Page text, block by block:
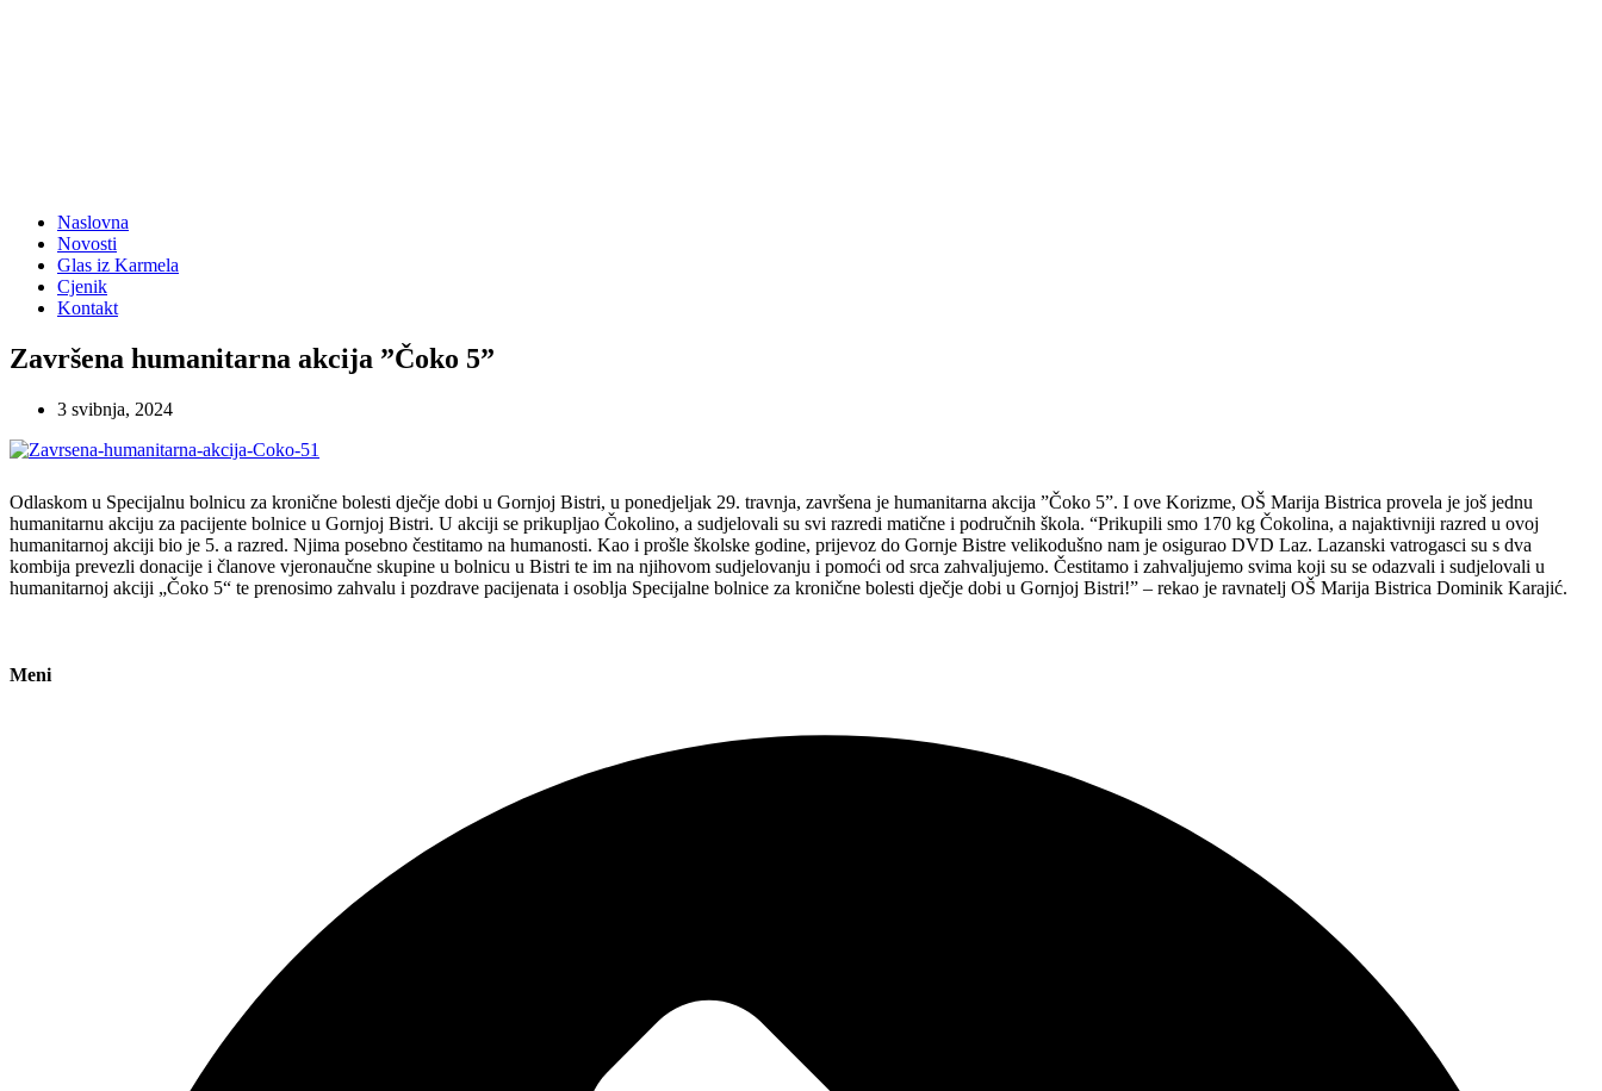
Naslovna
Novosti
Glas iz Karmela
Cjenik
Kontakt
Završena humanitarna akcija ”Čoko 5”
3 svibnja, 2024
Odlaskom u Specijalnu bolnicu za kronične bolesti dječje dobi u Gornjoj Bistri, u ponedjeljak 29. travnja, završena je humanitarna akcija ”Čoko 5”. I ove Korizme, OŠ Marija Bistrica provela je još jednu
humanitarnu akciju za pacijente bolnice u Gornjoj Bistri. U akciji se prikupljao Čokolino, a sudjelovali su svi razredi matične i područnih škola. “Prikupili smo 170 kg Čokolina, a najaktivniji razred u ovoj
humanitarnoj akciji bio je 5. a razred. Njima posebno čestitamo na humanosti. Kao i prošle školske godine, prijevoz do Gornje Bistre velikodušno nam je osigurao DVD Laz. Lazanski vatrogasci su s dva
kombija prevezli donacije i članove vjeronaučne skupine u bolnicu u Bistri te im na njihovom sudjelovanju i pomoći od srca zahvaljujemo. Čestitamo i zahvaljujemo svima koji su se odazvali i sudjelovali u
humanitarnoj akciji „Čoko 5“ te prenosimo zahvalu i pozdrave pacijenata i osoblja Specijalne bolnice za kronične bolesti dječje dobi u Gornjoj Bistri!” – rekao je ravnatelj OŠ Marija Bistrica Dominik Karajić.
Meni